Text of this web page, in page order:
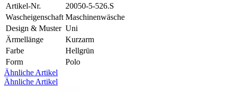
Artikel-Nr.
20050-5-526.S
Wascheigenschaft Maschinenwäsche
Design & Muster Uni
Ärmellänge
Kurzarm
Farbe
Hellgrün
Form
Polo
Ähnliche Artikel
Ähnliche Artikel